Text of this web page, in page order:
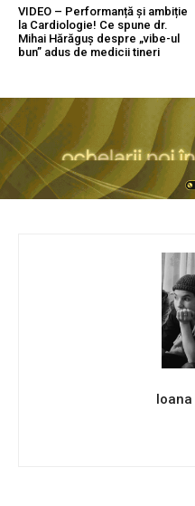
VIDEO – Performanță și ambiție
la Cardiologie! Ce spune dr.
Mihai Hărăguș despre „vibe-ul
bun” adus de medicii tineri